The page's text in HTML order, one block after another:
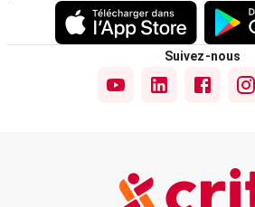
Suivez-nous